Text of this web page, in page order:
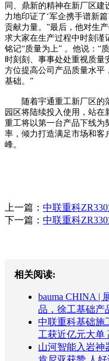
同、鼎新的精神在新厂区建
力地印证了‘军企携手谱新
贡献力量。”最后，他对生
求大家在生产过程中时刻谨
铭记“质量为上” 。他说：“
时刻刻、事事处处重视质量
方位提高公司产品质量水平
基础。”
随着宇通重工新厂区的
园区将陆续投入使用，站在
重工将以第一台产品下线为
率，倾力打造满足市场和客
峰。
上一篇： 中联重科
下一篇： 中联重科
相关阅读:
bauma CHINA |
品，徐工基础产
中联重科基础施
工获近亿元大单
山河智能入岩神